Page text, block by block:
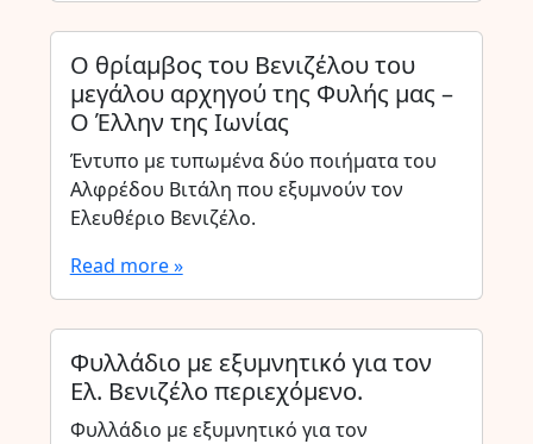
Ο θρίαμβος του Βενιζέλου του
μεγάλου αρχηγού της Φυλής μας –
Ο Έλλην της Ιωνίας
Έντυπο με τυπωμένα δύο ποιήματα του
Αλφρέδου Βιτάλη που εξυμνούν τον
Ελευθέριο Βενιζέλο.
Read more »
Φυλλάδιο με εξυμνητικό για τον
Ελ. Βενιζέλο περιεχόμενο.
Φυλλάδιο με εξυμνητικό για τον